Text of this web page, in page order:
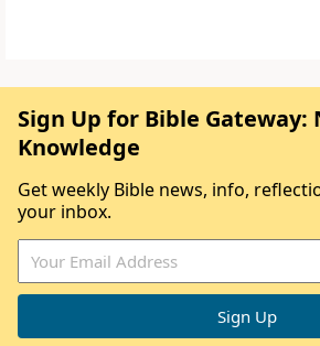
Sign Up for Bible Gateway:
Knowledge
Get weekly Bible news, info,
your inbox.